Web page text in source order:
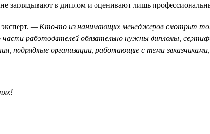
заглядывают в диплом и оценивают лишь
— Кто-то из нанимающих менеджеров смотрит
части работодателей обязательно нужны дипломы,
подрядные организации, работающие с теми